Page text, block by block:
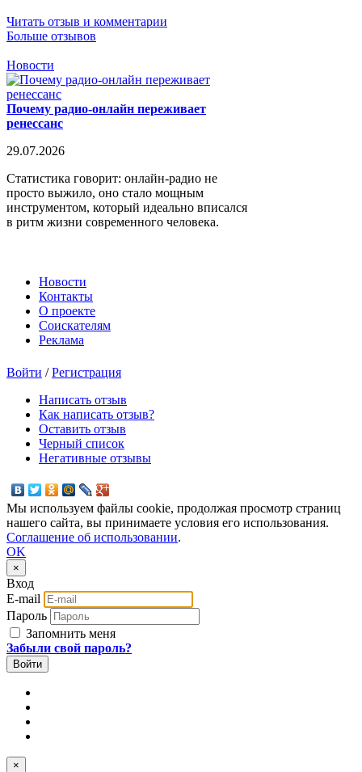
Читать отзыв и комментарии
Больше отзывов
Новости
Почему радио-онлайн переживает
ренессанс
29.07.2026
Статистика говорит: онлайн-радио не
просто выжило, оно стало мощным
инструментом, который идеально вписался
в ритм жизни современного человека.
Новости
Контакты
О проекте
Соискателям
Реклама
Войти /Регистрация
Написать отзыв
Как написать отзыв?
Оставить отзыв
Черный список
Негативные отзывы
Мы используем файлы cookie, продолжая просмотр страниц
нашего сайта, вы принимаете условия его использования.
Соглашение об использовании.
OK
×
Вход
E-mail
Пароль
Запомнить меня
Забыли свой пароль?
×